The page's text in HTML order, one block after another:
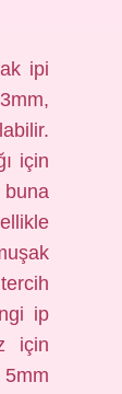
ipi
için
ip
için